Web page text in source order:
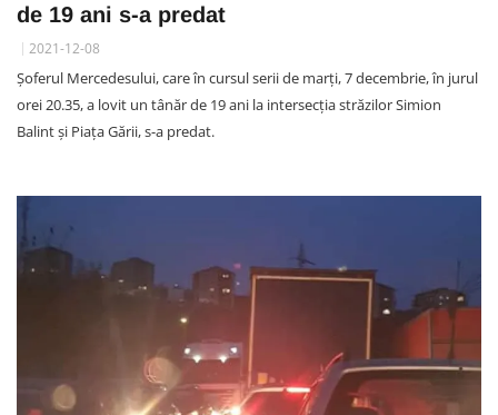
de 19 ani s-a predat
2021-12-08
Șoferul Mercedesului, care în cursul serii de marți, 7 decembrie, în jurul
orei 20.35, a lovit un tânăr de 19 ani la intersecția străzilor Simion
Balint și Piața Gării, s-a predat.